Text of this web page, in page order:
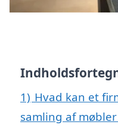
1) Hvad kan et
samling af